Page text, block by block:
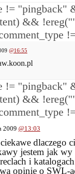
!= "pingback"
&& !ereg("
@16:55
!= "pingback"
&& !ereg("
2009 @13:03
dlaczego
jestem jak wy
i
opinię o SWL-